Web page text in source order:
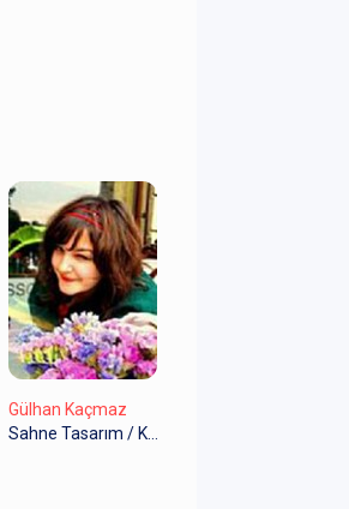
Gülhan Kaçmaz
Sahne Tasarım / Kostüm Tasarım